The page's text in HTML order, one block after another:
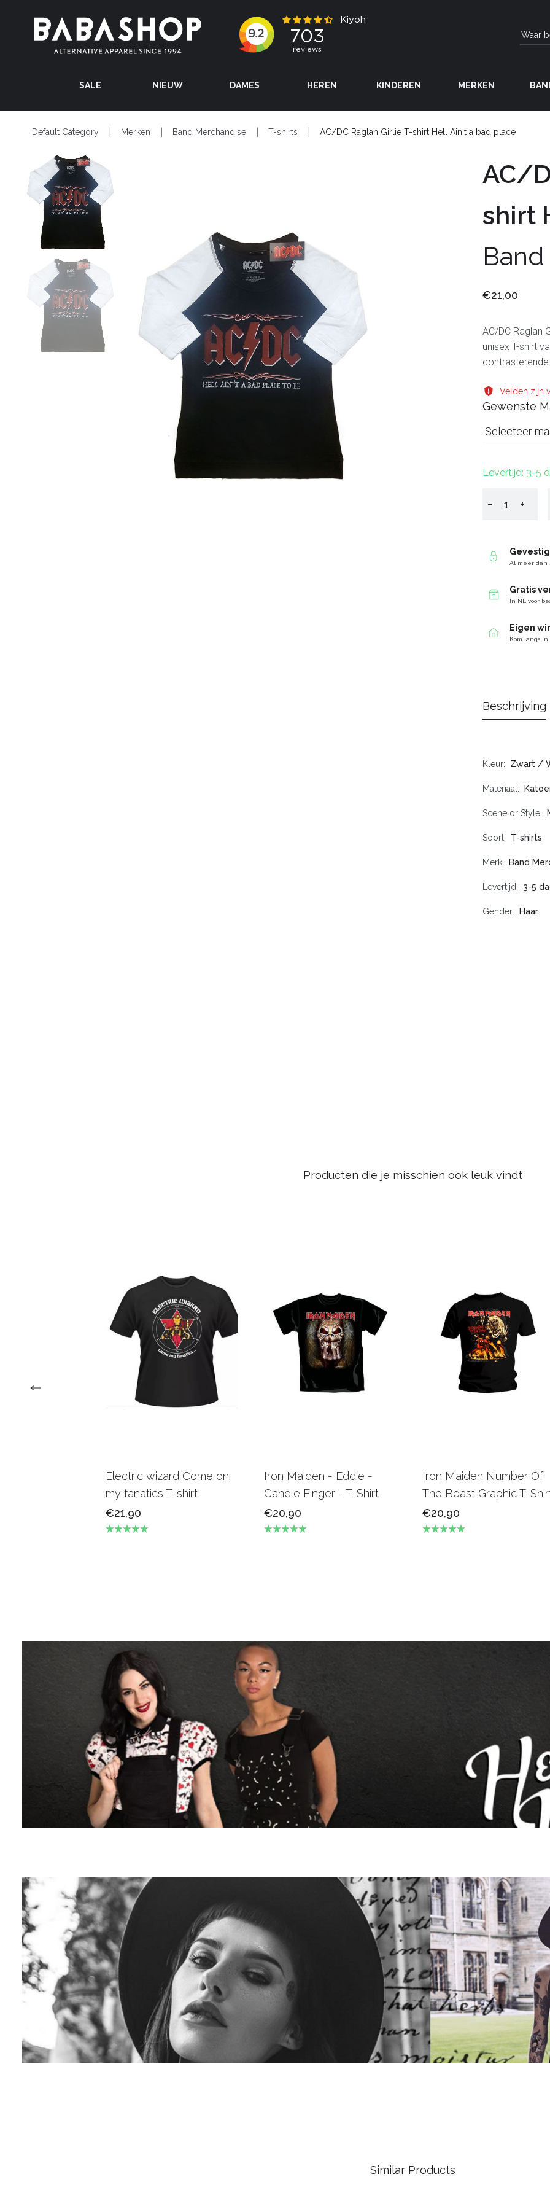
SALE NIEUW DAMES HEREN KINDEREN MERKEN
Default Category Merken Band Merchandise T-shirts AC/DC Raglan Girlie T-shirt Hell Ain't a bad place
AC/
shirt
€21,00
AC/DC Raglan
unisex T-shirt
Velden zijn
Gewenste
Selecteer
Levertijd: 3-5
− +
Al meer dan
Gratis
In NL voor
Eigen
Kom langs
Beschrijving
Kleur Zwart /
Materiaal
Scene or Style
Soort T-shirts
Merk Band
Levertijd 3-5
Gender Haar
Producten die je misschien ook leuk vindt
Electric wizard Come on
my fanatics T-shirt
€21,90
Iron Maiden - Eddie -
Candle Finger - T-Shirt
€20,90
Iron Maiden Number Of
The Beast Graphic T-
€20,90
Similar Products